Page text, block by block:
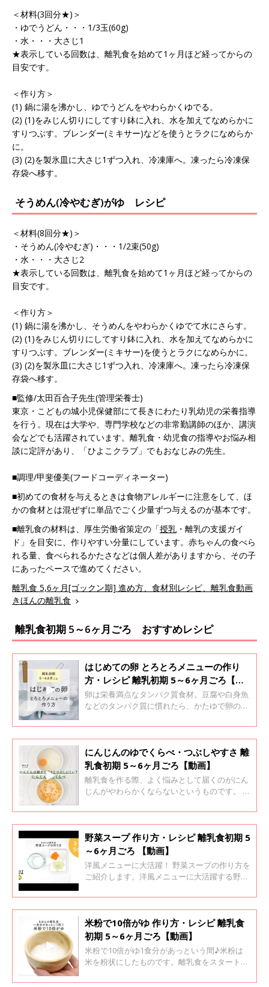
＜材料(3回分★)＞
・ゆでうどん・・・1/3玉(60g)
・水・・・大さじ1
★表示している回数は、離乳食を始めて1ヶ月ほど経ってからの
目安です。
＜作り方＞
(1) 鍋に湯を沸かし、ゆでうどんをやわらかくゆでる。
(2) (1)をみじん切りにしてすり鉢に入れ、水を加えてなめらかに
すりつぶす。ブレンダー(ミキサー)などを使うとラクになめらか
に。
(3) (2)を製氷皿に大さじ1ずつ入れ、冷凍庫へ。凍ったら冷凍保
存袋へ移す。
そうめん(冷やむぎ)がゆ レシピ
＜材料(8回分★)＞
・そうめん(冷やむぎ)・・・1/2束(50g)
・水・・・大さじ2
★表示している回数は、離乳食を始めて1ヶ月ほど経ってからの
目安です。
＜作り方＞
(1) 鍋に湯を沸かし、そうめんをやわらかくゆでて水にさらす。
(2) (1)をみじん切りにしてすり鉢に入れ、水を加えてなめらかに
すりつぶす。ブレンダー(ミキサー)を使うとラクになめらかに。
(3) (2)を製氷皿に大さじ1ずつ入れ、冷凍庫へ。凍ったら冷凍保
存袋へ移す。
■監修/太田百合子先生(管理栄養士)
東京・こどもの城小児保健部にて長きにわたり乳幼児の栄養指導
を行う。現在は大学や、専門学校などの非常勤講師のほか、講演
会などでも活躍されています。離乳食・幼児食の指導やお悩み相
談に定評があり、「ひよこクラブ」でもおなじみの先生。
■調理/甲斐優美(フードコーディネーター)
■初めての食材を与えるときは食物アレルギーに注意をして、ほ
かの食材とは混ぜずに単品でごく少量ずつ与えるのが基本です。
■離乳食の材料は、厚生労働省策定の「授乳 ・離乳の支援ガイ
ド」を目安に、作りやすい分量にしています。赤ちゃんの食べら
れる量、食べられるかたさなどは個人差がありますから、その子
にあったペースで進めてください。
離乳食 5,6ヶ月[ゴックン期] 進め方、食材別レシピ、離乳食動画
きほんの離乳食
離乳食初期 5～6ヶ月ごろ おすすめレシピ
はじめての卵 とろとろメニューの作り
方・レシピ 離乳初期 5～6ヶ月ごろ【動
画】
卵は栄養満点なタンパク質食材。豆腐や白身魚
などのタンパク質に慣れたら、かたゆで卵の黄
す。 かたゆで卵のゆで時間は沸騰してから12
分が目安です。離乳食で初めて卵を食べさせる
ときには約20分間しっかり加熱したかたゆで卵
の卵黄からスタートします。 慣れたら、ゆで時
間約12分のかたゆで卵にしましょう。 ゆであ
がったらしばらく冷水につけておき、殻をむき
やすくします。殻をむいたら半分に割り、卵黄
のペースト状になるまでのばします。 初めて与
えるときは、ごく少量からにし、少しずつ、量
を増やしていきます。
にんじんのゆでくらべ・つぶしやすさ 離
乳食初期 5～6ヶ月ごろ【動画】
離乳食を作る際、よく悩みとして届くのがにん
じんがやわらかくならないというものです。 細
が、ひよこクラブではにんじんは先にある程度
の大きさで茹でておいてつぶすほうが簡単と紹
介しています。
野菜スープ 作り方・レシピ 離乳食初期 5
～6ヶ月ごろ 【動画】
洋風メニューに大活躍！ 野菜スープの作り方を
ご紹介します。洋風メニューに大活躍する野菜
もマッチします。アクが少ない玉ねぎやかぶ、
白菜などをゆでることがあったら、そのゆで汁
が野菜スープになります。やわらかくゆでた野
菜は離乳食に使ってもOK。
米粉で10倍がゆ 作り方・レシピ 離乳食
初期 5～6ヶ月ごろ【動画】
米粉で10倍がゆ1食分があっという間♪米粉は
米を粉状にしたものです。離乳食をスタートし
すくしたいとき、特におすすめのテクです。